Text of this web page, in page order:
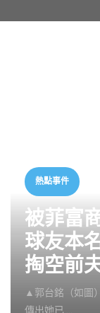
熱點事件
被菲富
球友本
掏空前
▲郭台銘（如圖
傳出她已 …